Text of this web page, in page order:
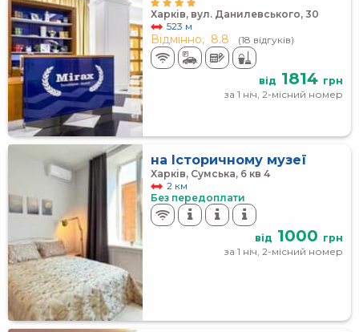
Харків, вул. Данилевського, 30
523 м
Відмінно, 8.8 (18 відгуків)
від 1814 грн
за 1 ніч, 2-місний номер
на Історичному музеї
Харків, Сумська, 6 кв 4
2 км
Без передоплати
від 1000 грн
за 1 ніч, 2-місний номер